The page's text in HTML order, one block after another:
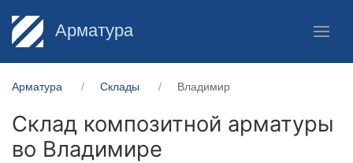
Арматура
Арматура Склады Владимир
Склад композитной арматуры
во Владимире